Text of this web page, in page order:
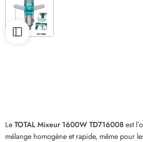
LeTOTAL Mixeur 1600W TD716008est
mélange homogène et rapide, même pour